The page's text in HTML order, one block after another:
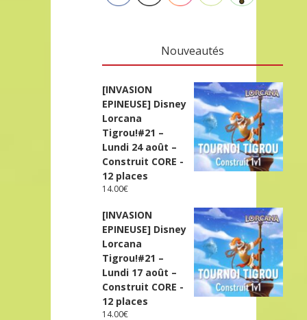
Nouveautés
[INVASION
EPINEUSE] Disney
Lorcana
Tigrou!#21 –
Lundi 24 août –
Construit CORE -
12 places
14.00€
[INVASION
EPINEUSE] Disney
Lorcana
Tigrou!#21 –
Lundi 17 août –
Construit CORE -
12 places
14.00€